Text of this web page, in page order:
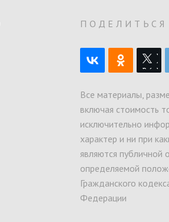
ПОДЕЛИТЬСЯ
Все материалы,
включая стоимость
исключительно
характер и ни при
являются публичной
определяемой
Гражданского
Федерации